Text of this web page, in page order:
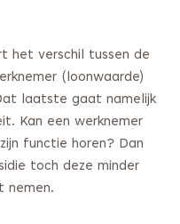
het verschil tussen de
(loonwaarde)
laatste gaat namelijk
Kan een werknemer
functie horen? Dan
toch deze minder
nemen.